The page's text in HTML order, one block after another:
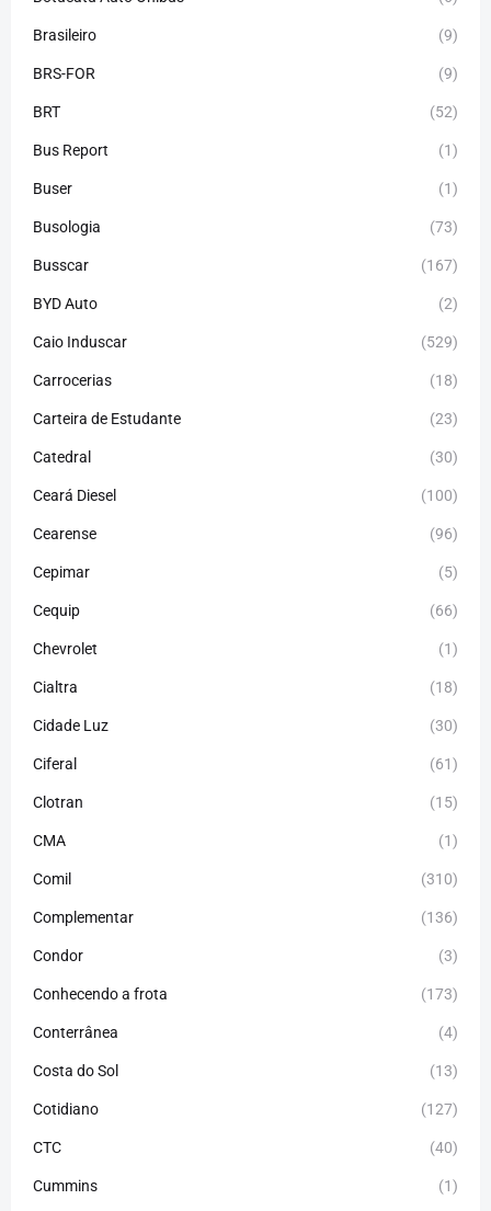
Brasileiro (9)
BRS-FOR (9)
BRT (52)
Bus Report (1)
Buser (1)
Busologia (73)
Busscar (167)
BYD Auto (2)
Caio Induscar (529)
Carrocerias (18)
Carteira de Estudante (23)
Catedral (30)
Ceará Diesel (100)
Cearense (96)
Cepimar (5)
Cequip (66)
Chevrolet (1)
Cialtra (18)
Cidade Luz (30)
Ciferal (61)
Clotran (15)
CMA (1)
Comil (310)
Complementar (136)
Condor (3)
Conhecendo a frota (173)
Conterrânea (4)
Costa do Sol (13)
Cotidiano (127)
CTC (40)
Cummins (1)